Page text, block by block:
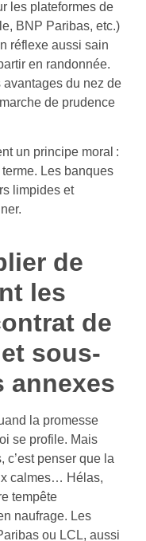
les plateformes de
BNP Paribas, etc.)
réflexe aussi sain
en randonnée.
du nez de
de prudence
un principe moral :
Les banques
limpides et
de
les
de
sous-
annexes
la promesse
se profile. Mais
c’est penser que la
calmes… Hélas,
tempête
naufrage. Les
ou LCL, aussi